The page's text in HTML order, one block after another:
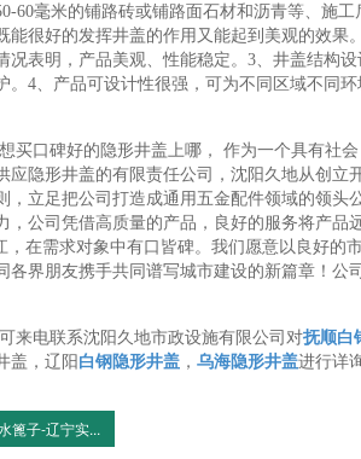
60毫米的铺路砖或铺路面石材和沥青等、施工
能很好的发挥井盖的作用又能起到美观的效果
况表明，产品美观、性能稳定。3、井盖结构设
。4、产品可设计性很强，可为不同区域不同环
买口碑好的隐形井盖上哪， 作为一个具有社会
应隐形井盖的有限责任公司，沈阳久地从创立
，立足把公司打造成通用五金配件领域的领头
，公司凭借高质量的产品，良好的服务将产品
，在需求对象中有口皆碑。我们愿意以良好的
各界朋友携手共同谱写城市建设的新篇章！公
来电联系沈阳久地市政设施有限公司对抚顺白
盖，辽阳 白钢隐形井盖， 乌海隐形井盖进行详
篦子-辽宁实...